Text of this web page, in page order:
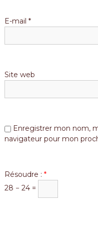
E-mail *
Site web
Enregistrer mon nom,
navigateur pour mon
Résoudre : *
28 − 24 =